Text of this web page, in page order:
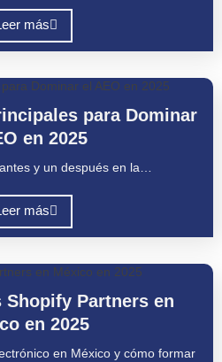
más
para Dominar
en 2025
y un después en la…
más
Shopify Partners en
en 2025
en México y cómo formar